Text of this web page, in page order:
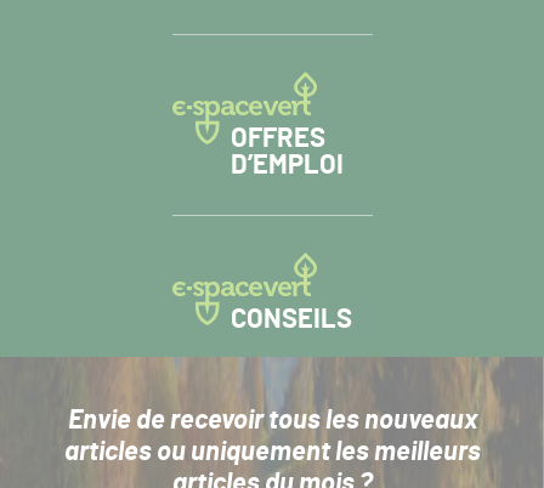
OFFRES
D’EMPLOI
CONSEILS
Envie de recevoir tous les nouveaux
articlesou uniquement les meilleurs